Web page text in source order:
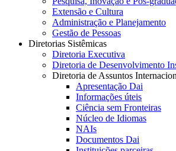
Extensão e Cultura
Administração e Planejamento
Gestão de Pessoas
Diretorias Sistêmicas
Diretoria Executiva
Diretoria de Desenvolvimento
Diretoria de Assuntos
Apresentação Dai
Informações úteis
Ciência sem Fronteiras
Núcleo de Idiomas
NAIs
Documentos Dai